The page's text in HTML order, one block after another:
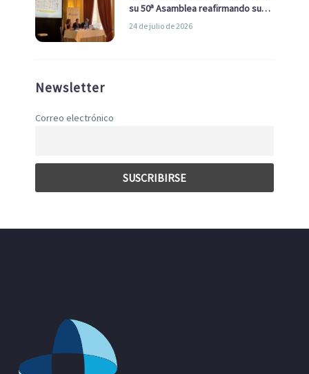
su 50ª Asamblea reafirmando su
liderazgo en la Economía Azul
24 de julio de 2026
Newsletter
Correo electrónico